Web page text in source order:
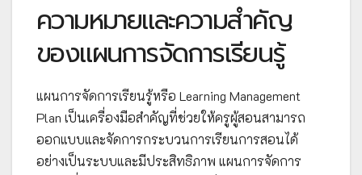
ความหมายและความสำคัญ
ของแผนการจัดการเรียนรู้
แผนการจัดการเรียนรู้หรือ Learning Management
Plan เป็นเครื่องมือสำคัญที่ช่วยให้ครูผู้สอนสามารถ
ออกแบบและจัดการกระบวนการเรียนการสอนได้
อย่างเป็นระบบและมีประสิทธิภาพ แผนการจัดการ